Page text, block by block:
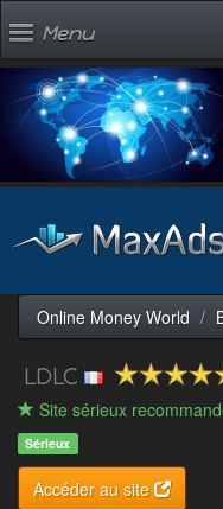
Menu
Online Money World
LDLC
Site sérieux
Sérieux
Accéder au site